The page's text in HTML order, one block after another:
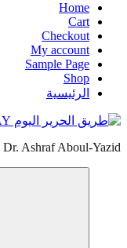
Home
Cart
Checkout
My account
Sample Page
Shop
الرئيسية
Ashraf Aboul-Yazid